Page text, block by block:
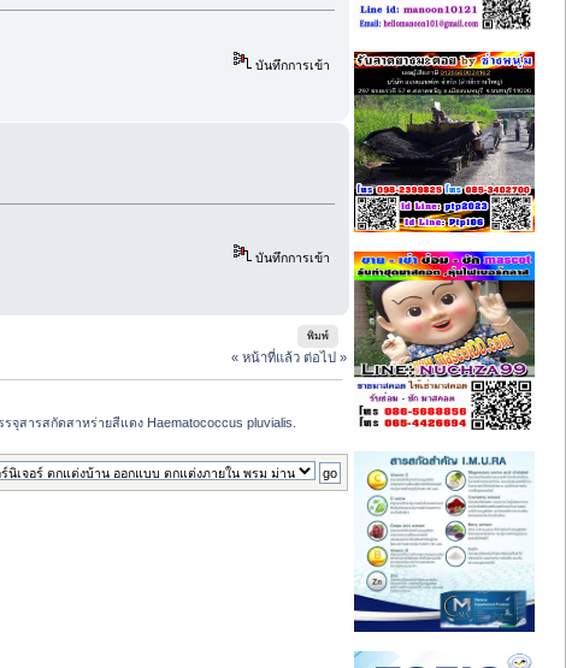
บันทึกการเข้า
บันทึกการเข้า
พิมพ์
« หน้าที่แล้ว ต่อไป »
รจุสารสกัดสาหร่ายสีแดง Haematococcus pluvialis.